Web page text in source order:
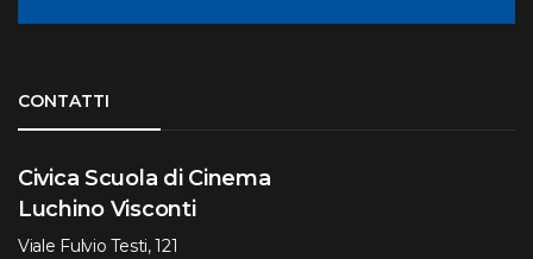
CONTATTI
Civica Scuola di Cinema
Luchino Visconti
Viale Fulvio Testi, 121